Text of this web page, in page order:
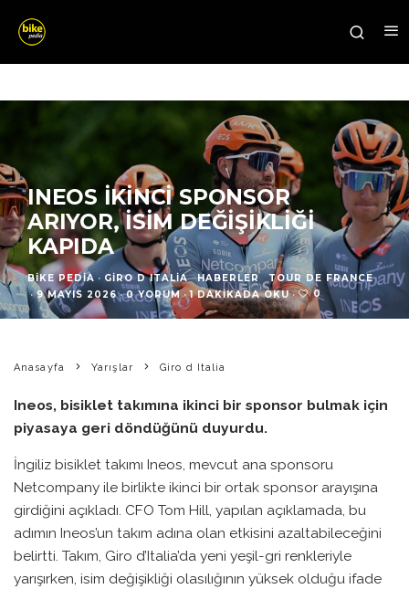
INEOS İKINCI SPONSOR
ARIYOR, İSIM DEĞIŞIKLIĞI
KAPIDA
BIKE PEDIA · GIRO D ITALIA HABERLER
TOUR DE FRANCE
· 9 MAYIS 2026 · 0 YORUM · 1 DAKIKADA OKU · 0
Anasayfa Yarışlar Giro d Italia
Ineos, bisiklet takımına ikinci bir sponsor bulmak için
piyasaya geri döndüğünü duyurdu.
İngiliz bisiklet takımı Ineos, mevcut ana sponsoru
Netcompany ile birlikte ikinci bir ortak sponsor arayışına
girdiğini açıkladı. CFO Tom Hill, yapılan açıklamada, bu
adımın Ineos’un takım adına olan etkisini azaltabileceğini
belirtti. Takım, Giro d’Italia’da yeni yeşil-gri renkleriyle
yarışırken, isim değişikliği olasılığının yüksek olduğu ifade